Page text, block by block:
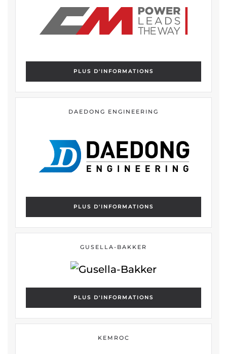
PLUS D'INFORMATIONS
DAEDONG ENGINEERING
PLUS D'INFORMATIONS
GUSELLA-BAKKER
PLUS D'INFORMATIONS
KEMROC